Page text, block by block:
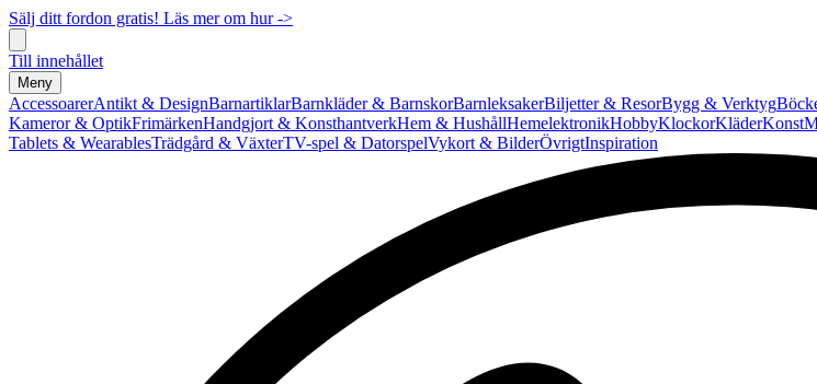
Sälj ditt fordon gratis! Läs mer om hur ->
Till innehållet
Meny
AccessoarerAntikt & DesignBarnartiklarBarnkläder & BarnskorBarnleksakerBiljetter & ResorBygg & Verktyg
Kameror & OptikFrimärkenHandgjort & KonsthantverkHem & HushållHemelektronikHobbyKlockorKläderKonst
Tablets & WearablesTrädgård & VäxterTV-spel & DatorspelVykort & BilderÖvrigtInspiration